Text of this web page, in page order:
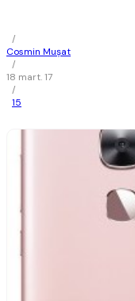
/
Cosmin Mușat
/
18 mart. 17
/
15